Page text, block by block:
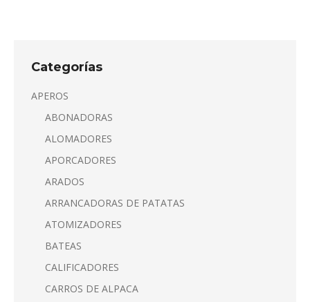
Categorías
APEROS
ABONADORAS
ALOMADORES
APORCADORES
ARADOS
ARRANCADORAS DE PATATAS
ATOMIZADORES
BATEAS
CALIFICADORES
CARROS DE ALPACA